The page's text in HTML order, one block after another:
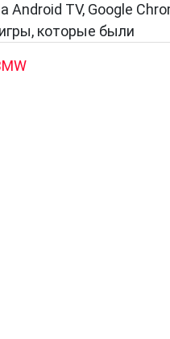
TV, Google
которые были